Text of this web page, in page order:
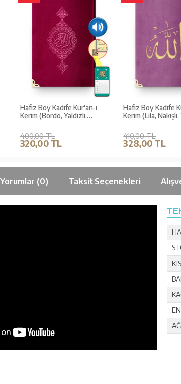
Hafız Boy Kadife Kur'an-ı
Kerim (Bordo, Yaldızlı,
400,00 TL
320,00 TL
Hafız Boy Kadife
Kerim (Lila, Nakışlı,
410,00 TL
328,00 TL
Yorumlar (0) Taksit Seçenekleri